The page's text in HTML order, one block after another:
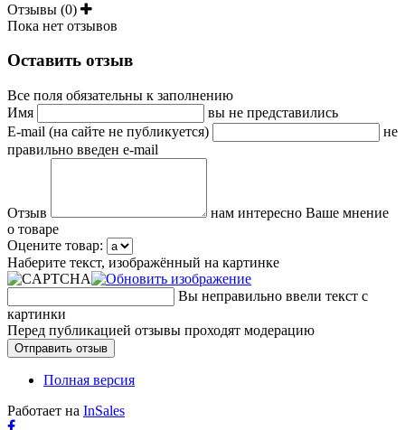
Отзывы (0)
Пока нет отзывов
Оставить отзыв
Все поля обязательны к заполнению
Имя
вы не представились
E-mail (на сайте не публикуется)
не
правильно введен e-mail
Отзыв
нам интересно Ваше мнение
о товаре
Оцените товар:
Наберите текст, изображённый на картинке
Вы неправильно ввели текст с
картинки
Перед публикацией отзывы проходят модерацию
Полная версия
Работает на InSales